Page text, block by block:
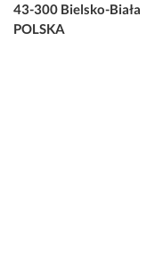
43-300 Bielsko-Biała
POLSKA